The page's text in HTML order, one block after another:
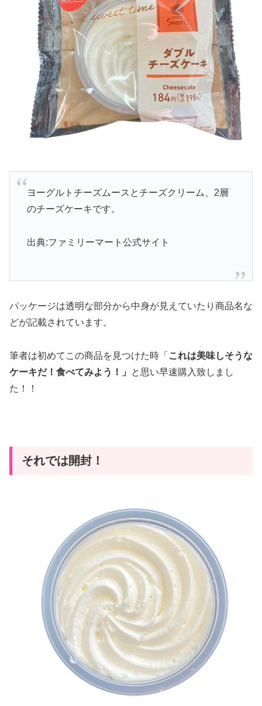
ヨーグルトチーズムースとチーズクリーム、2層
のチーズケーキです。
出典:ファミリーマート公式サイト
パッケージは透明な部分から中身が見えていたり商品名な
どが記載されています。
筆者は初めてこの商品を見つけた時「 これは美味しそうな
ケーキだ！食べてみよう！」
と思い早速購入致しまし
た！！
それでは開封！